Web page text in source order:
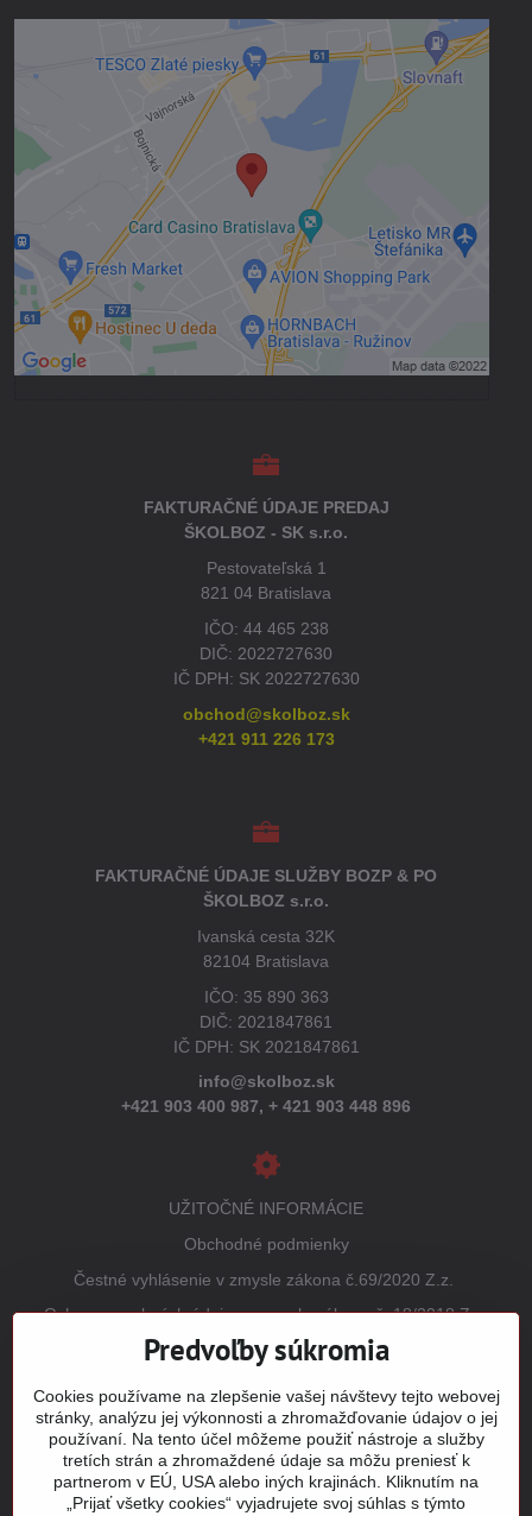
Externý obsah je blokovaný Voľbami
súkromia
Prajete si načítať externý obsah?
Povoliť tentokrát
Povoliť a zapamätať - súhlas s druhom
cookie: Funkčné
Otvoriť obsah v novom okne
FAKTURAČNÉ ÚDAJE PREDAJ
ŠKOLBOZ - SK s.r.o.
Pestovateľská 1
821 04 Bratislava
IČO: 44 465 238
DIČ: 2022727630
IČ DPH: SK 2022727630
obchod@skolboz.sk
+421 911 226 173
FAKTURAČNÉ ÚDAJE SLUŽBY BOZP & PO
ŠKOLBOZ s.r.o.
Ivanská cesta 32K
82104 Bratislava
IČO: 35 890 363
DIČ: 2021847861
IČ DPH: SK 2021847861
info@skolboz.sk
+421 903 400 987, + 421 903 448 896
UŽITOČNÉ INFORMÁCIE
Obchodné podmienky
Čestné vyhlásenie v zmysle zákona č.69/2020 Z.z.
Ochrana osobných údajov v zmysle zákona č. 18/2018 Z.z.
(GDPR)
Vrátenie tovaru
Tabuľky veľkostí
Šitie a potlač odevov
Predvoľby súkromia
Cookies používame na zlepšenie vašej návštevy tejto webovej
stránky, analýzu jej výkonnosti a zhromažďovanie údajov o jej
používaní. Na tento účel môžeme použiť nástroje a služby
tretích strán a zhromaždené údaje sa môžu preniesť k
partnerom v EÚ, USA alebo iných krajinách. Kliknutím na
„Prijať všetky cookies“ vyjadrujete svoj súhlas s týmto